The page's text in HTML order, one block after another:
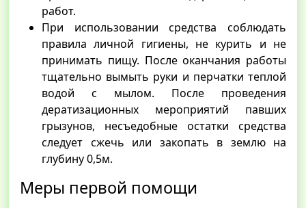
работ.
При использовании средства соблюдать
правила личной гигиены, не курить и не
принимать пищу. После оканчания работы
тщательно вымыть руки и перчатки теплой
водой с мылом. После проведения
дератизационных мероприятий павших
грызунов, несъедобные остатки средства
следует сжечь или закопать в землю на
глубину 0,5м.
Меры первой помощи